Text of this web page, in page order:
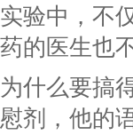
实验中，不
药的医生也
为什么要搞
慰剂，他的